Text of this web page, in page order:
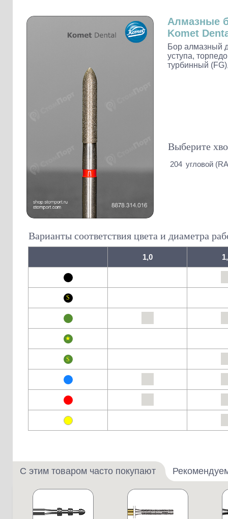
Наконечники и переходники KaVo
Алмазные
Komet
Бор алмазный
уступа,
турбинный
Выберите
204 угловой
Варианты соответствия цвета и диаметра
1,0
С этим товаром часто покупают